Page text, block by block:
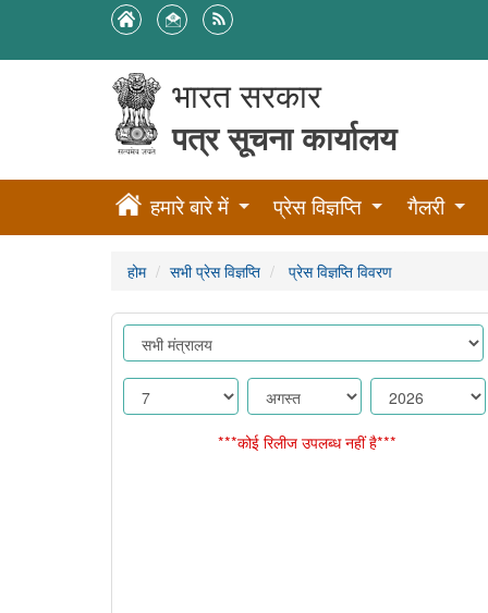
भारत सरकार
पत्र सूचना कार्यालय
हमारे बारे में प्रेस विज्ञप्ति गैलरी
होम सभी प्रेस विज्ञप्ति प्रेस विज्ञप्ति विवरण
***कोई रिलीज उपलब्ध नहीं है***